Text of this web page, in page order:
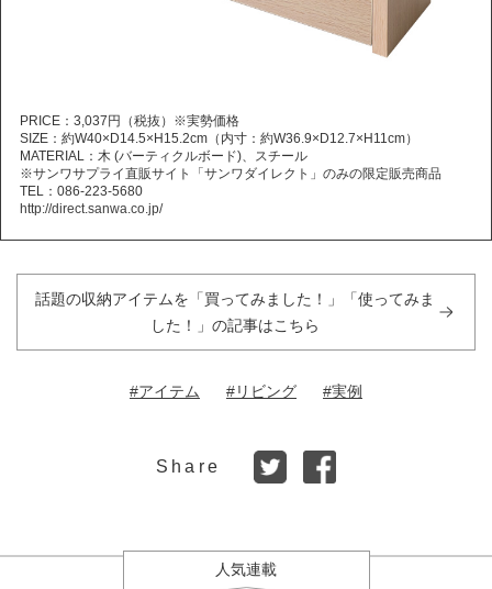
PRICE：3,037円（税抜）※実勢価格
SIZE：約W40×D14.5×H15.2cm（内寸：約W36.9×D12.7×H11cm）
MATERIAL：木 (バーティクルボード)、スチール
※サンワサプライ直販サイト「サンワダイレクト」のみの限定販売商品
TEL：086-223-5680
http://direct.sanwa.co.jp/
話題の収納アイテムを「買ってみました！」「使ってみま
した！」の記事はこちら
#アイテム #リビング #実例
Share
人気連載